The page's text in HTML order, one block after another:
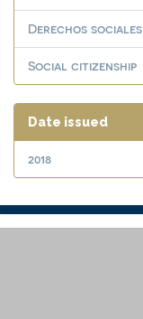
Derechos sociales
Social citizenship
Date issued
2018